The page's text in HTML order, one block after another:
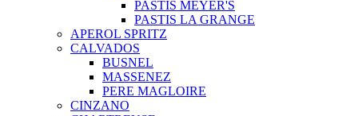
PASTIS MEYER'S
PASTIS LA GRANGE
APEROL SPRITZ
CALVADOS
BUSNEL
MASSENEZ
PERE MAGLOIRE
CINZANO